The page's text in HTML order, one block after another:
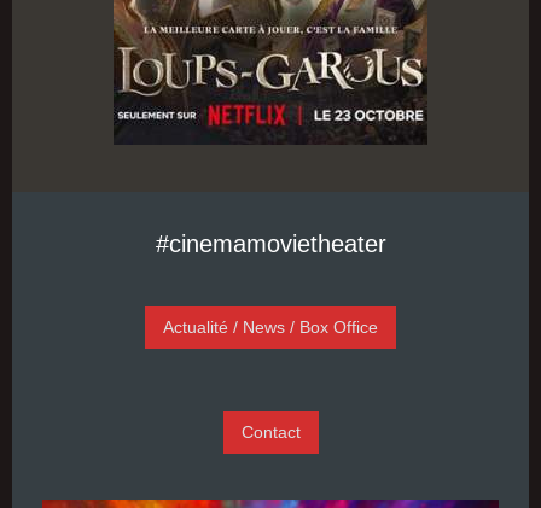
#cinemamovietheater
Actualité / News / Box Office
Contact